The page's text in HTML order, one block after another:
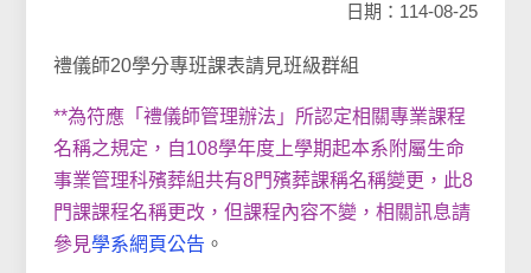
日期：114-08-25
禮儀師20學分專班課表請見班級群組
**為符應「禮儀師管理辦法」所認定相關專業課程
名稱之規定，自108學年度上學期起本系附屬生命
事業管理科殯葬組共有8門殯葬課稱名稱變更，此8
門課課程名稱更改，但課程內容不變，相關訊息請
參見學系網頁公告 。